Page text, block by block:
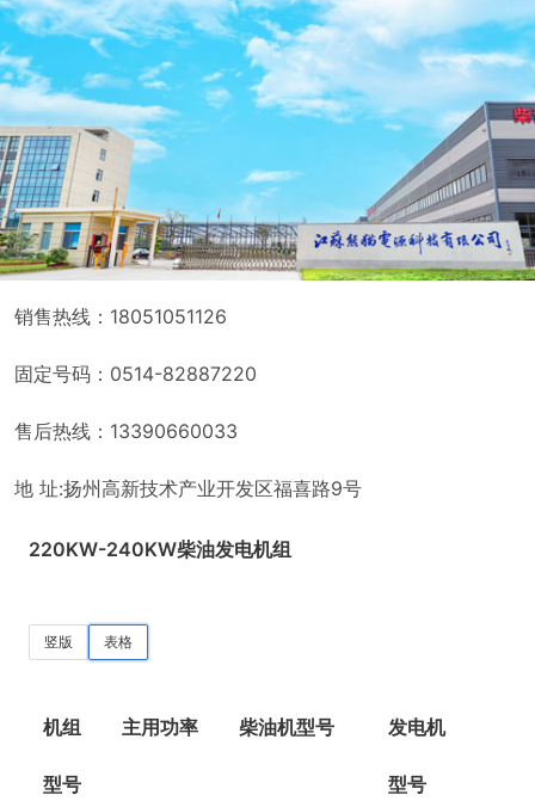
销售热线：18051051126
固定号码：0514-82887220
售后热线：13390660033
地 址:扬州高新技术产业开发区福喜路9号
220KW-240KW柴油发电机组
竖版 表格
机组
型号
主用功率 柴油机型号 发电机
型号